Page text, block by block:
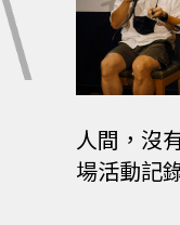
人間，沒
場活動記